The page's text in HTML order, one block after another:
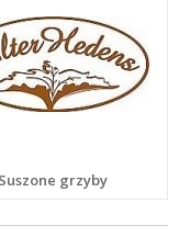
Suszone grzyby